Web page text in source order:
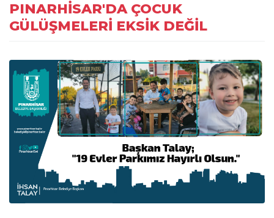
PINARHİSAR'DA ÇOCUK
GÜLÜŞMELERİ EKSİK DEĞİL